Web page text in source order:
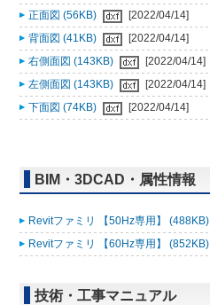
正面図 (56KB)
[2022/04/14]
背面図 (41KB)
[2022/04/14]
右側面図 (143KB)
[2022/04/14]
左側面図 (143KB)
[2022/04/14]
下面図 (74KB)
[2022/04/14]
BIM・3DCAD・属性情報
Revitファミリ 【50Hz専用】 (488KB)
Revitファミリ 【60Hz専用】 (852KB)
技術・工事マニュアル